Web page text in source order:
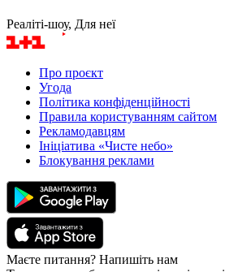
Реаліті-шоу, Для неї
Про проєкт
Угода
Політика конфіденційності
Правила користуванням сайтом
Рекламодавцям
Ініціатива «Чисте небо»
Блокування реклами
Маєте питання? Напишіть нам